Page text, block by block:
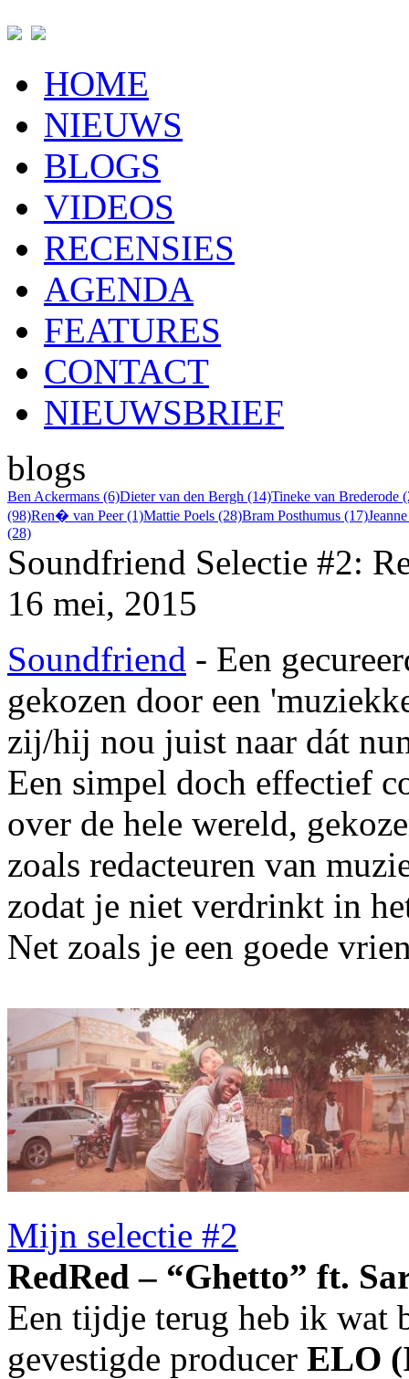
HOME
NIEUWS
BLOGS
VIDEOS
RECENSIES
AGENDA
FEATURES
CONTACT
NIEUWSBRIEF
blogs
Ben Ackermans (6)Dieter van den Bergh (14)Tineke van Brederode
(98)Ren� van Peer (1)Mattie Poels (28)Bram Posthumus (17)
(28)
Soundfriend Selectie #2:
16 mei, 2015
Soundfriend - Een
gekozen door een
zij/hij nou juist naar dát
Een simpel doch effectief
over de hele wereld,
zoals redacteuren van
zodat je niet verdrinkt in
Net zoals je een goede
Mijn selectie #2
RedRed – “Ghetto” ft.
Een tijdje terug heb ik wat
gevestigde producer ELO